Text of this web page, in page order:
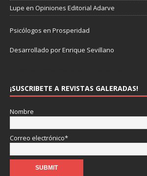
Lupe en Opiniones Editorial Adarve
Psicólogos en Prosperidad
Desarrollado por Enrique Sevillano
¡SUSCRIBETE A REVISTAS GALERADAS!
Nombre
Correo electrónico*